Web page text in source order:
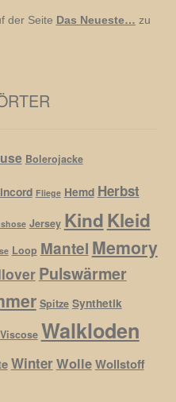
der Seite Das Neueste… zu
Bolerojacke
Fliege Hemd Herbst
Jersey KindKleid
Loop Mantel Memory
Pulswärmer
Spitze Synthetik
Viscose Walkloden
WinterWolleWollstoff